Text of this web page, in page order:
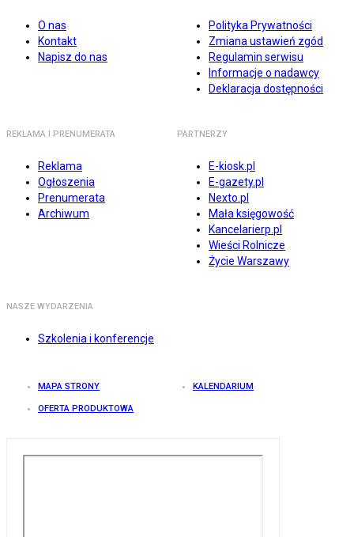
O nas
Kontakt
Napisz do nas
Polityka Prywatności
Zmiana ustawień zgód
Regulamin serwisu
Informacje o nadawcy
Deklaracja dostępności
REKLAMA I PRENUMERATA
Reklama
Ogłoszenia
Prenumerata
Archiwum
PARTNERZY
E-kiosk.pl
E-gazety.pl
Nexto.pl
Mała księgowość
Kancelarierp.pl
Wieści Rolnicze
Życie Warszawy
NASZE WYDARZENIA
Szkolenia i konferencje
MAPA STRONY KALENDARIUM
OFERTA PRODUKTOWA